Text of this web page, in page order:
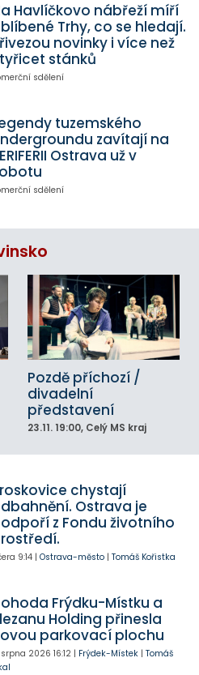
Havlíčkovo nábřeží míří
Trhy, co se hledají.
novinky i více než
stánků
sdělení
tuzemského
zavítají na
Ostrava už v
sdělení
Pozdě příchozí /
divadelní
představení
23.11. 19:00, Celý MS kraj
chystají
Ostrava je
z Fondu životního
9:14| Ostrava-město| Tomáš Kořistka
Frýdku-Místku a
Holding přinesla
parkovací plochu
srpna 2026 16:12| Frýdek-Místek| Tomáš